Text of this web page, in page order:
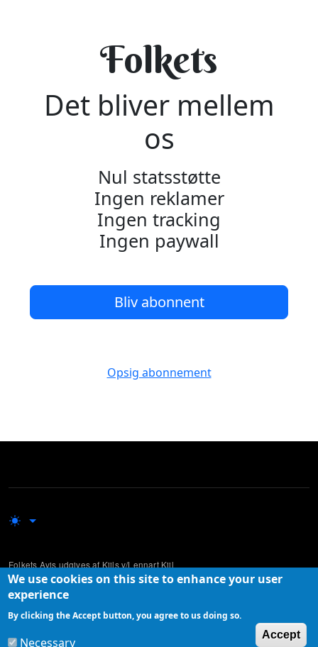
Folkets
Det bliver mellem
os
Nul statsstøtte
Ingen reklamer
Ingen tracking
Ingen paywall
Bliv abonnent
Opsig abonnement
Folkets Avis udgives af Kiils v/Lennart Kiil
Udgivelsen supplerer mere traditionelle og etablerede medier ved at lade
ikke-professionelle skribenter komme til orde i den offentlige debat.
We use cookies on this site to enhance your user
experience
By clicking the Accept button, you agree to us doing so.
Necessary
Accept